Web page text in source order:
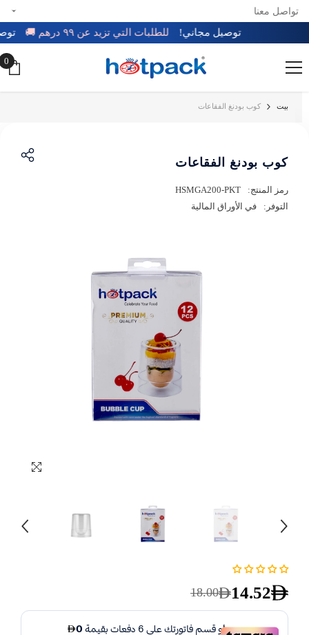
تخطي إلى المحتوى
تواصل معنا
توصيل مجاني! للطلبات التي تزيد عن ٩٩ درهم 🚚
0
0
بيت كوب بودنغ الفقاعات
كوب بودنغ الفقاعات
رمز المنتج:
HSMGA200-PKT
التوفر:
في الأوراق المالية
18.00 14.52